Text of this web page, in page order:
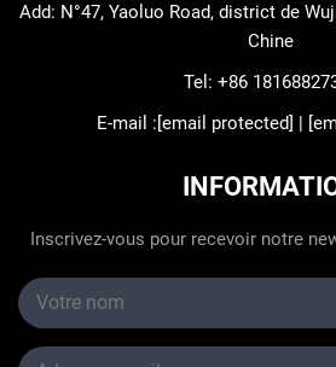
Add: N°47, Yaoluo Road, district de
Chine
Tel: +86
E-mail : [email protected]
Inscrivez-vous pour recevoir notre